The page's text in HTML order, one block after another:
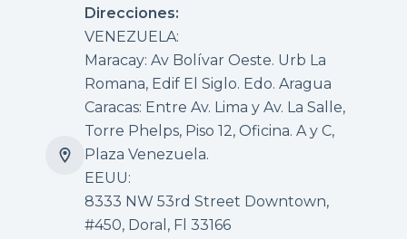
Direcciones:
VENEZUELA:
Maracay: Av Bolívar Oeste. Urb La
Romana, Edif El Siglo. Edo. Aragua
Caracas: Entre Av. Lima y Av. La Salle,
Torre Phelps, Piso 12, Oficina. A y C,
Plaza Venezuela.
EEUU:
8333 NW 53rd Street Downtown,
#450, Doral, Fl 33166